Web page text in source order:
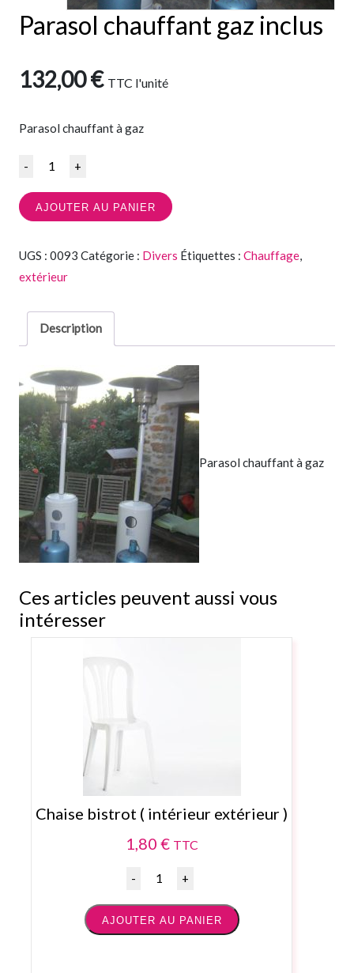
Parasol chauffant gaz inclus
132,00€ TTC l'unité
Parasol chauffant à gaz
Quantité
AJOUTER AU PANIER
UGS : 0093 Catégorie : Divers Étiquettes : Chauffage,
extérieur
Description
Parasol chauffant à gaz
Ces articles peuvent aussi vous
intéresser
Chaise bistrot ( intérieur extérieur )
1,80 € TTC
Quantité
AJOUTER AU PANIER